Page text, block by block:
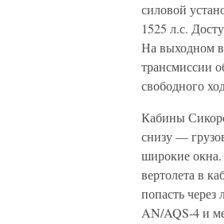
силовой
1525 л.с.
На выходном
трансмиссии
свободного
Кабины
снизу —
широкие
вертолета в
попасть
AN/AQS-4 и